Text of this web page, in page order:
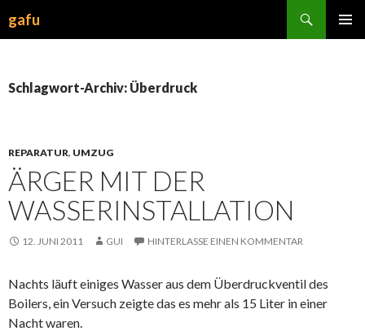
gafu
Schlagwort-Archiv: Überdruck
REPARATUR, UMZUG
ÄRGER MIT DER
WASSERINSTALLATION
12. JUNI 2011 GUI HINTERLASSE EINEN KOMMENTAR
Nachts läuft einiges Wasser aus dem Überdruckventil des
Boilers, ein Versuch zeigte das es mehr als 15 Liter in einer
Nacht waren.